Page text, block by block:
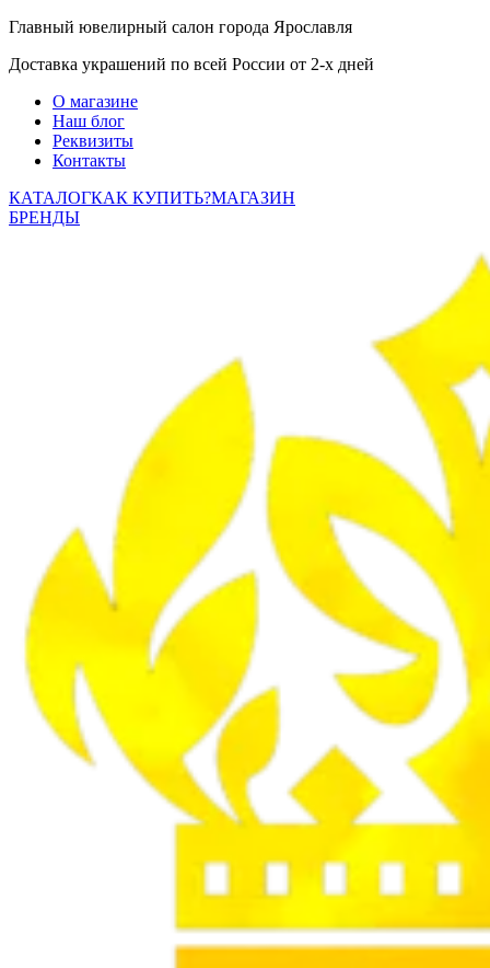
Главный ювелирный салон города Ярославля
Доставка украшений по всей России от 2-х дней
О магазине
Наш блог
Реквизиты
Контакты
КАТАЛОГКАК КУПИТЬ?МАГАЗИН
БРЕНДЫ